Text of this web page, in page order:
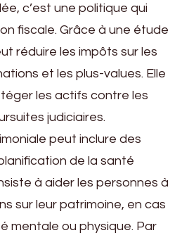
c’est une politique qui
fiscale. Grâce à une étude
réduire les impôts sur les
et les plus-values. Elle
les actifs contre les
judiciaires.
peut inclure des
de la santé
à aider les personnes à
sur leur patrimoine, en cas
mentale ou physique. Par